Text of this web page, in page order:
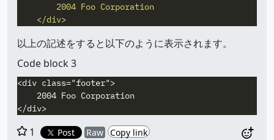
        2004 Foo Corporation
以上の記述をすると以下のように表示されます。
Code block 3
<div class="footer">
    2004 Foo Corporation
1 Post Raw Copy link